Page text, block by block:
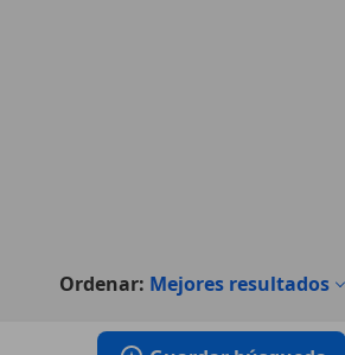
Ordenar: Mejores resultados